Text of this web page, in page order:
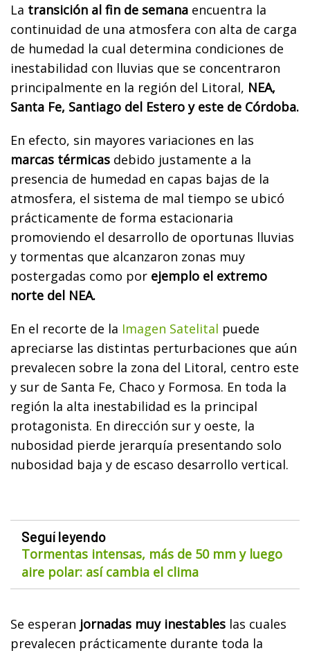
La transición al fin de semana encuentra la
continuidad de una atmosfera con alta de carga
de humedad la cual determina condiciones de
inestabilidad con lluvias que se concentraron
principalmente en la región del Litoral, NEA,
Santa Fe, Santiago del Estero y este de Córdoba.
En efecto, sin mayores variaciones en las
marcas térmicas debido justamente a la
presencia de humedad en capas bajas de la
atmosfera, el sistema de mal tiempo se ubicó
prácticamente de forma estacionaria
promoviendo el desarrollo de oportunas lluvias
y tormentas que alcanzaron zonas muy
postergadas como por ejemplo el extremo
norte del NEA.
En el recorte de la Imagen Satelital puede
apreciarse las distintas perturbaciones que aún
prevalecen sobre la zona del Litoral, centro este
y sur de Santa Fe, Chaco y Formosa. En toda la
región la alta inestabilidad es la principal
protagonista. En dirección sur y oeste, la
nubosidad pierde jerarquía presentando solo
nubosidad baja y de escaso desarrollo vertical.
Seguí leyendo
Tormentas intensas, más de 50 mm y luego
aire polar: así cambia el clima
Se esperan jornadas muy inestables las cuales
prevalecen prácticamente durante toda la